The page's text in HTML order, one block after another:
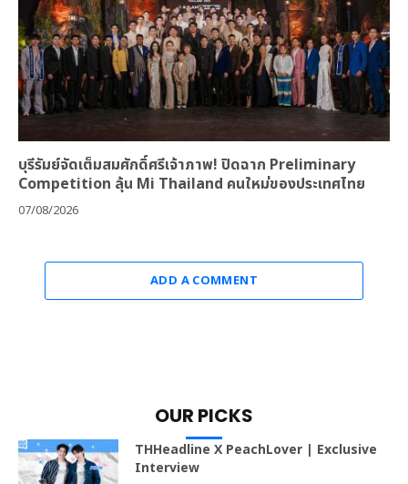
บุรีรัมย์จัดเต็มสมศักดิ์ศรีเจ้าภาพ! ปิดฉาก Preliminary
Competition ลุ้น Mi Thailand คนใหม่ของประเทศไทย
07/08/2026
ADD A COMMENT
OUR PICKS
THHeadline X PeachLover | Exclusive
Interview